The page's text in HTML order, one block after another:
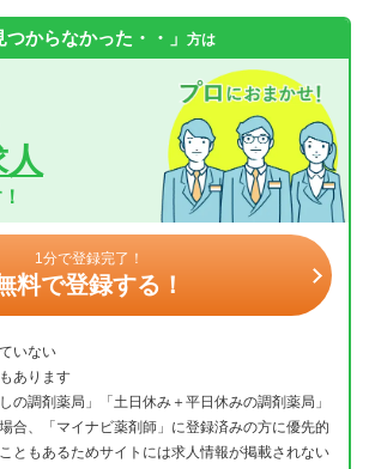
つからなかった・・」 方は
1分で登録完了！
料で登録する！
いない
あります
の調剤薬局」「土日休み＋平日休みの調剤薬局」
合、「マイナビ薬剤師」に登録済みの方に優先的
ともあるためサイトには求人情報が掲載されない